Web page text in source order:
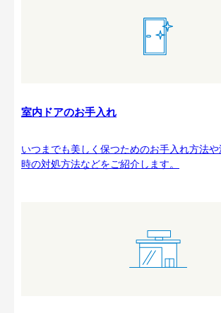
室内ドアのお手入れ
いつまでも美しく保つためのお手入れ方法
時の対処方法などをご紹介します。